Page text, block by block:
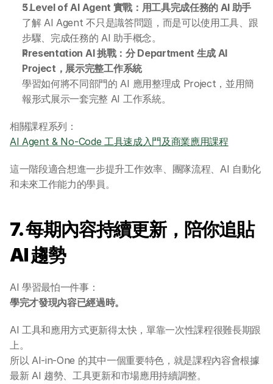
5 Level of AI Agent 實戰：用工具完成任務的 AI 助手
了解 AI Agent 不只是識答問題，而是可以使用工具、跟
步驟、完成任務的 AI 助手概念。
Presentation AI 挑戰：分 Department 生成 AI
Project，展示完整工作系統
學習如何將不同部門的 AI 應用整理成 Project，並用簡
報形式展示一套完整 AI 工作系統。
相關課程系列：
AI Agent & No-Code 工具速成入門及商業應用課程
這一階段適合想進一步提升工作效率、團隊流程、AI 自動化
和未來工作能力的學員。
7. 每期內容持續更新，陪你追貼
AI 趨勢
AI 學習最怕一件事：
學完才發現內容已經過時。
AI 工具和應用方式更新得太快，單靠一次性課程很難長期跟
上。
所以 AI-in-One 的其中一個重要特色，就是課程內容會根據
最新 AI 趨勢、工具更新和市場應用持續調整。